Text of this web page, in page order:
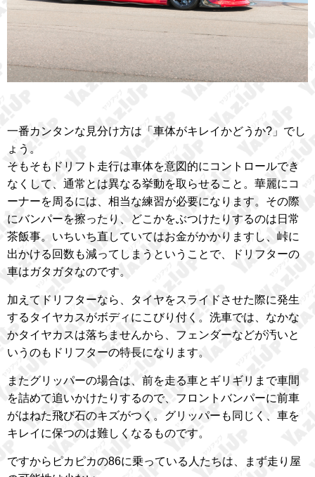
一番カンタンな見分け方は「車体がキレイかどうか?」でし
ょう。
そもそもドリフト走行は車体を意図的にコントロールでき
なくして、通常とは異なる挙動を取らせること。華麗にコ
ーナーを周るには、相当な練習が必要になります。その際
にバンパーを擦ったり、どこかをぶつけたりするのは日常
茶飯事。いちいち直していてはお金がかかりますし、峠に
出かける回数も減ってしまうということで、ドリフターの
車はガタガタなのです。
加えてドリフターなら、タイヤをスライドさせた際に発生
するタイヤカスがボディにこびり付く。洗車では、なかな
かタイヤカスは落ちませんから、フェンダーなどが汚いと
いうのもドリフターの特長になります。
またグリッパーの場合は、前を走る車とギリギリまで車間
を詰めて追いかけたりするので、フロントバンパーに前車
がはねた飛び石のキズがつく。グリッパーも同じく、車を
キレイに保つのは難しくなるものです。
ですからピカピカの86に乗っている人たちは、まず走り屋